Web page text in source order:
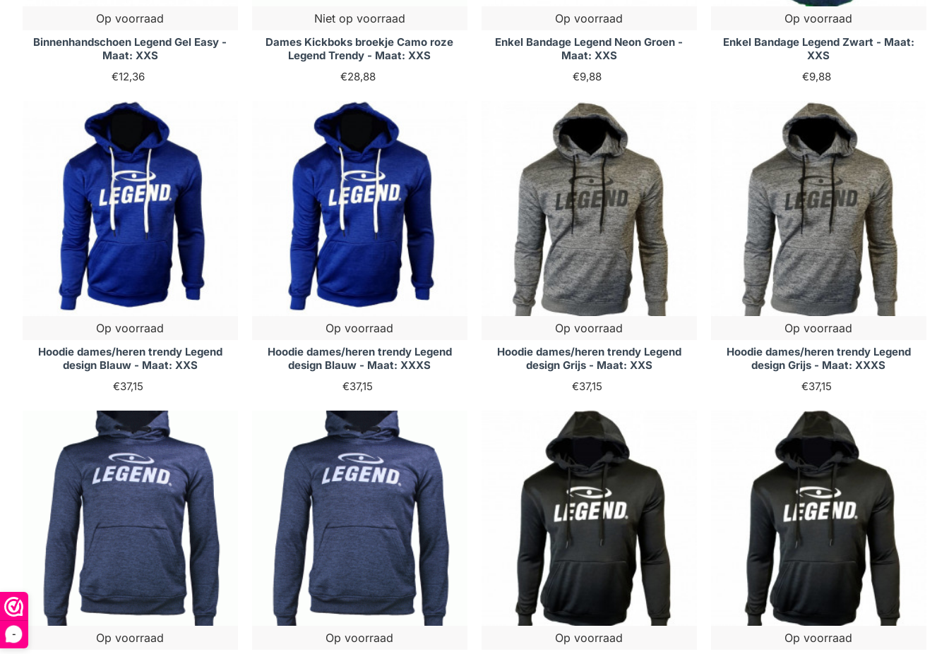
-
Op voorraad
Binnenhandschoen Legend Gel Easy -
Maat: XXS
€12,36
Niet op voorraad
Dames Kickboks broekje Camo roze
Legend Trendy - Maat: XXS
€28,88
Op voorraad
Enkel Bandage Legend Neon Groen -
Maat: XXS
€9,88
Op voorraad
Enkel Bandage Legend Zwart - Maat:
XXS
€9,88
Op voorraad
Hoodie dames/heren trendy Legend
design Blauw - Maat: XXS
€37,15
Op voorraad
Hoodie dames/heren trendy Legend
design Blauw - Maat: XXXS
€37,15
Op voorraad
Hoodie dames/heren trendy Legend
design Grijs - Maat: XXS
€37,15
Op voorraad
Hoodie dames/heren trendy Legend
design Grijs - Maat: XXXS
€37,15
Op voorraad Op voorraad Op voorraad Op voorraad